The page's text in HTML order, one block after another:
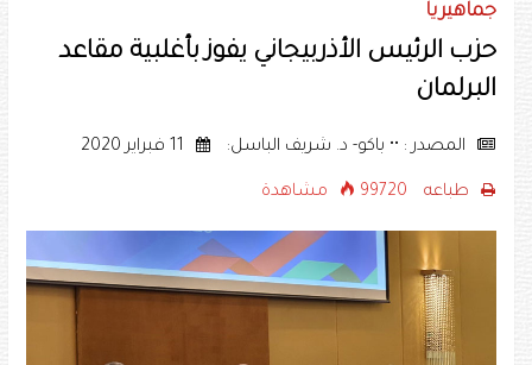
جماهيريا
حزب الرئيس الأذربيجاني يفوز بأغلبية مقاعد
البرلمان
المصدر : •• باكو- د. شريف الباسل:
طباعه 99720 مشاهدة